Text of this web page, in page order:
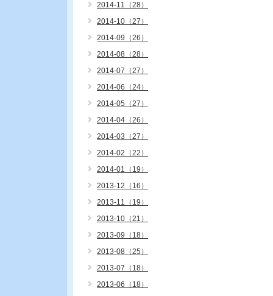
2014-11（28）
2014-10（27）
2014-09（26）
2014-08（28）
2014-07（27）
2014-06（24）
2014-05（27）
2014-04（26）
2014-03（27）
2014-02（22）
2014-01（19）
2013-12（16）
2013-11（19）
2013-10（21）
2013-09（18）
2013-08（25）
2013-07（18）
2013-06（18）